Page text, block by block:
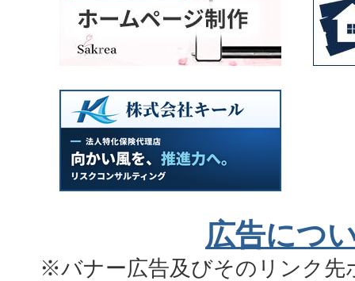
広告につ
※バナー広告及びそのリンク先